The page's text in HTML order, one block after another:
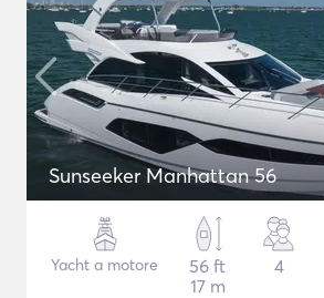
Sunseeker Manhattan 56
Yacht a motore
56 ft
17 m
4